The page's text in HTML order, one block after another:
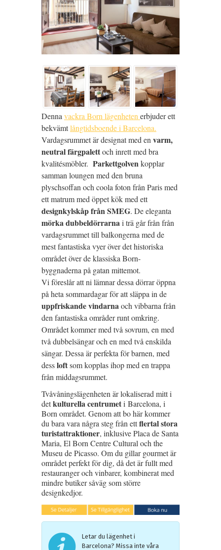
Denna vackra Born lägenheten erbjuder ett
bekvämtlångtidsboende i Barcelona.
Vardagsrummet är designat med en varm,
neutral färgpalettoch inrett med bra
kvalitésmöbler. Parkettgolvenkopplar
samman loungen med den bruna
plyschsoffan och coola foton från Paris med
ett matrum med öppet kök med ett
designkylskåp från SMEG. De eleganta
mörka dubbeldörrarnai trä går från från
vardagsrummet till balkongerna med de
mest fantastiska vyer över det historiska
området över de klassiska Born-
byggnaderna på gatan mittemot.
Vi föreslår att ni lämnar dessa dörrar öppna
på heta sommardagar för att släppa in de
uppfriskande vindarnaoch vibbarna från
den fantastiska områder runt omkring.
Området kommer med två sovrum, en med
två dubbelsängar och en med två enskilda
sängar. Dessa är perfekta för barnen, med
dessloftsom kopplas ihop med en trappa
från middagsrummet.
Tvåvåningslägenheten är lokaliserad mitt i
detkulturella centrumeti Barcelona, i
Born området. Genom att bo här kommer
du bara vara några steg från ettflertal stora
turistattraktioner, inklusive Placa de Santa
Maria, El Born Centre Cultural och the
Museu de Picasso. Om du gillar gourmet är
området perfekt för dig, då det är fullt med
restauranger och vinbarer, kombinerat med
mindre butiker såväg som större
designkedjor.
Letar du lägenhet i
Barcelona? Missa inte våra